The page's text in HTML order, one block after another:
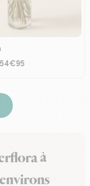
54€95
à